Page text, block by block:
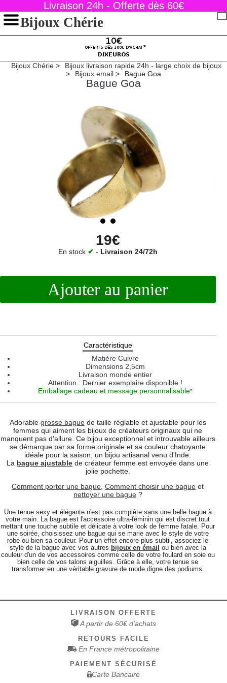
Bijoux Chérie
Livraison 24h - Offerte dès 60€
Bijoux Chérie
Bijoux livraison rapide 24h - large choix de bijoux
Bijoux email
Bague Goa
Bague Goa
19€
En stock ✔ - Livraison 24/72h
Adorable grosse baguede taille réglable et ajustable pour les
femmes qui aiment les bijoux de créateurs originaux qui ne
manquent pas d'allure. Ce bijou exceptionnel et introuvable ailleurs
se démarque par sa forme originale et sa couleur chatoyante
idéale pour la saison, un bijou artisanal venu d'Inde.
La bague ajustable de créateur femme est envoyée dans une
jolie pochette.
Ajouter au panier
Caractéristique
Matière Cuivre
Dimensions 2,5cm
Livraison monde entier
Attention : Dernier exemplaire disponible !
Emballage cadeau et message personnalisable*
Comment porter une bague ,Comment choisir une bague et
nettoyer une bague?
Une tenue sexy et élégante n'est pas complète sans une belle bague à
votre main. La bague est l'accessoire ultra-féminin qui est discret tout
mettant une touche subtile et délicate à votre look de femme fatale. Pour
une soirée, choisissez une bague qui se marie avec le style de votre
robe ou bien sa couleur. Pour un effet encore plus subtil, associez le
style de la bague avec vos autres bijoux en émail
ou bien avec la
couleur d'un de vos accessoires comme celle de votre foulard en soie ou
bien celle de vos talons aiguilles. Grâce à elle, votre tenue se
transformer en une véritable gravure de mode digne des podiums.
LIVRAISON OFFERTE
A partir de 60€ d'achats
RETOURS FACILE
En France métropolitaine
PAIEMENT SÉCURISÉ
Carte Bancaire